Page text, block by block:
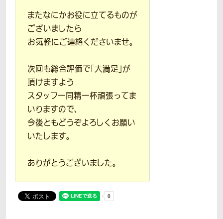
またなにかお役に立てるものが
ございましたら
お気軽にご連絡くださいませ。
次回も総合評価で「大満足」が
頂けますよう
スタッフ一同精一杯頑張ってま
いりますので、
今後ともどうぞよろしくお願い
いたします。
ありがとうございました。